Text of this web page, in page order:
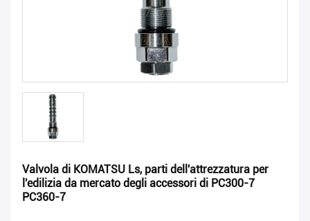
Valvola di KOMATSU Ls, parti dell'attrezzatura per
l'edilizia da mercato degli accessori di PC300-7
PC360-7